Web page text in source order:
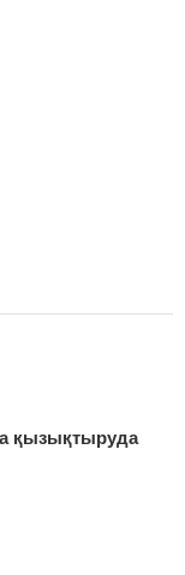
қызықтыруда